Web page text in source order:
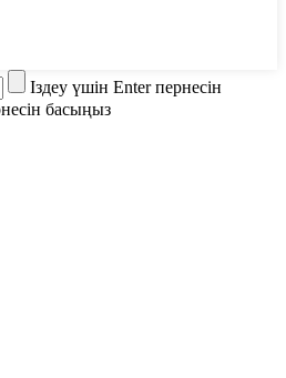
Іздеу үшін Enter пернесін
басыңыз